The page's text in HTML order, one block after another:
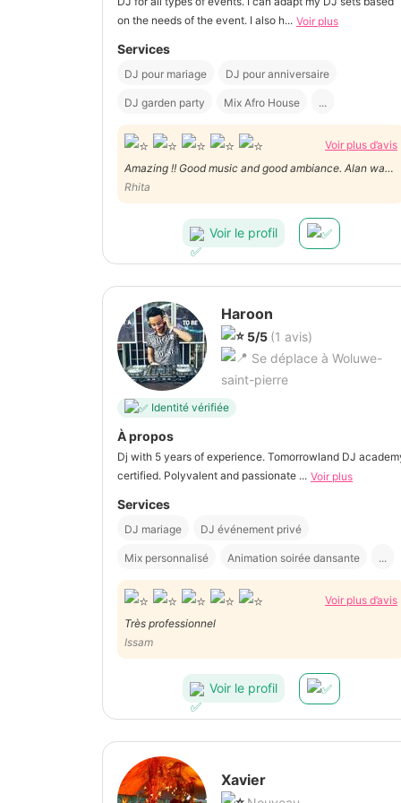
on the needs of the event. I also h... Voir plus
Services
DJ pour mariage DJ pour anniversaire
DJ garden party Mix Afro House ...
Voir plus d’avis
Amazing !! Good music and good ambiance. Alan was
very helpful, we had a great afternoon thanks to him!!
Rhita
Voir le profil
Haroon
5/5 (1 avis)
Se déplace à Woluwe-
saint-pierre
Identité vérifiée
À propos
Dj with 5 years of experience. Tomorrowland DJ
certified. Polyvalent and passionate ... Voir plus
Services
DJ mariage DJ événement privé
Mix personnalisé Animation soirée dansante ...
Voir plus d’avis
Très professionnel
Issam
Voir le profil
Xavier